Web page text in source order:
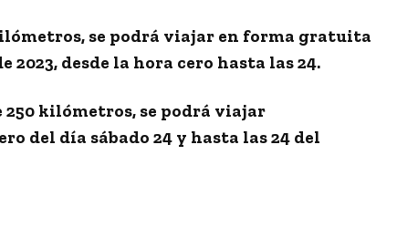
, se podrá viajar en forma gratuita
desde la hora cero hasta las 24.
250 kilómetros, se podrá viajar
del día sábado 24 y hasta las 24 del